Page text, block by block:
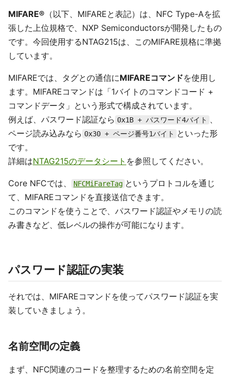
MIFARE® （以下、MIFAREと表記）は、NFC Type-Aを拡
張した上位規格で、NXP Semiconductorsが開発したもの
です。今回使用するNTAG215は、このMIFARE規格に準拠
しています。
MIFAREでは、タグとの通信にMIFAREコマンドを使用し
ます。MIFAREコマンドは「1バイトのコマンドコード +
コマンドデータ」という形式で構成されています。
例えば、パスワード認証なら 0x1B + パスワード4バイト 、
ページ読み込みなら 0x30 + ページ番号1バイト といった形
です。
詳細はNTAG215のデータシート を参照してください。
Core NFCでは、 NFCMiFareTag というプロトコルを通じ
て、MIFAREコマンドを直接送信できます。
このコマンドを使うことで、パスワード認証やメモリの読
み書きなど、低レベルの操作が可能になります。
パスワード認証の実装
それでは、MIFAREコマンドを使ってパスワード認証を実
装していきましょう。
名前空間の定義
まず、NFC関連のコードを整理するための名前空間を定